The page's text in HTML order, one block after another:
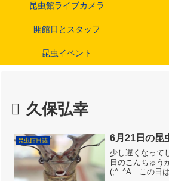
昆虫館ライブカメラ
開館日とスタッフ
昆虫イベント
久保弘幸
昆虫館日誌 6月21日の昆
少し遅くなって
日のこんちゅう
(;^_^A この日は